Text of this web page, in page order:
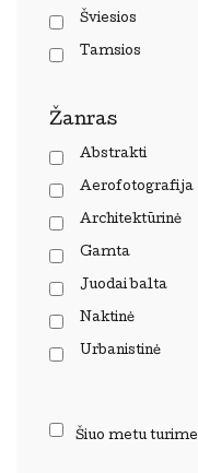
Šviesios
Tamsios
Žanras
Abstrakti
Aerofotografija
Architektūrinė
Gamta
Juodai balta
Naktinė
Urbanistinė
Šiuo metu turime